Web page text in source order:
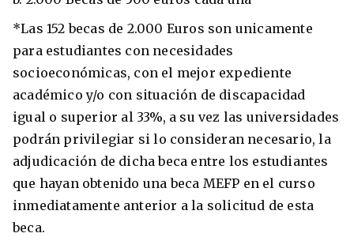
*Las 152 becas de 2.000 Euros son unicamente
para estudiantes con necesidades
socioeconómicas, con el mejor expediente
académico y/o con situación de discapacidad
igual o superior al 33%, a su vez las universidades
podrán privilegiar si lo consideran necesario, la
adjudicación de dicha beca entre los estudiantes
que hayan obtenido una beca MEFP en el curso
inmediatamente anterior a la solicitud de esta
beca.